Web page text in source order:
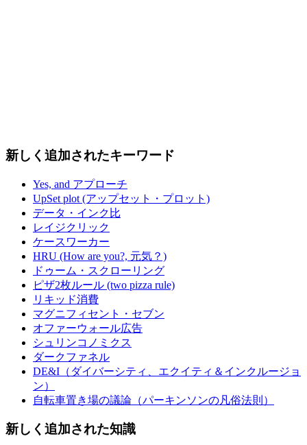
新しく追加されたキーワード
Yes, and アプローチ
UpSet plot (アップセット・プロット)
データ・インク比
レイジクリック
ケースワーカー
HRU (How are you?, 元気？)
ドゥーム・スクローリング
ピザ2枚ルール (two pizza rule)
リキッド消費
マグニフィセント・セブン
オファーウォール広告
シュリンコノミクス
ダークファネル
DE&I（ダイバーシティ、エクイティ＆インクルージョ
ン）
自転車置き場の議論（パーキンソンの凡俗法則）
新しく追加された知識